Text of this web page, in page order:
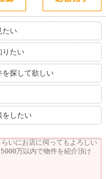
たい
りたい
探して欲しい
をしたい